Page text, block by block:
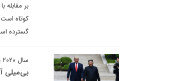
بر مقابله
کوتاه
گسترده
سال ۲۰۲۰ پرونده‌های باز و دشوار است
بی‌میلی